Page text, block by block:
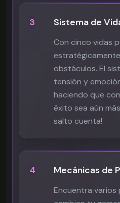
3 Sistema de
Con cinco vidas
obstáculos. El
tensión y
haciendo que
éxito sea aún
salto cuenta!
4 Mecánicas de
Encuentra varios